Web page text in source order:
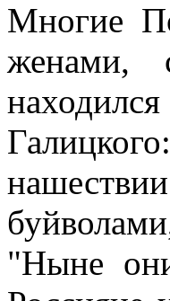
Многие
женами,
"Ныне